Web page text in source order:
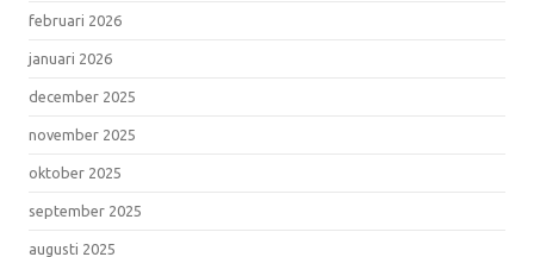
februari 2026
januari 2026
december 2025
november 2025
oktober 2025
september 2025
augusti 2025